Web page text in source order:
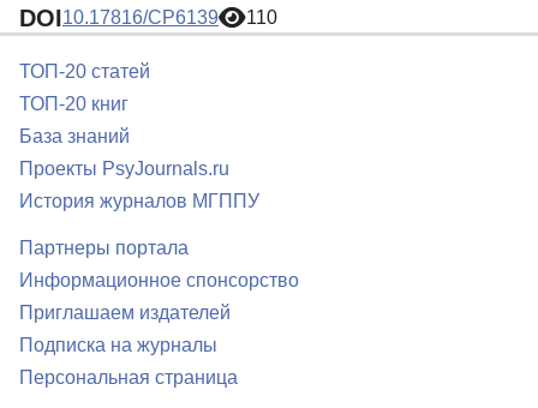
DOI10.17816/CP6139 110
ТОП-20 статей
ТОП-20 книг
База знаний
Проекты PsyJournals.ru
История журналов МГППУ
Партнеры портала
Информационное спонсорство
Приглашаем издателей
Подписка на журналы
Персональная страница